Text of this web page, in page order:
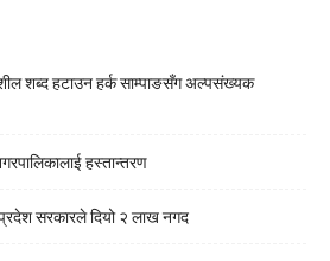
शब्द हटाउन हर्क साम्पाङसँग अल्पसंख्यक
हस्तान्तरण
सरकारले दियो २ लाख नगद